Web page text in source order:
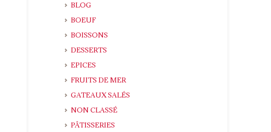
BLOG
BOEUF
BOISSONS
DESSERTS
EPICES
FRUITS DE MER
GATEAUX SALÉS
NON CLASSÉ
PÂTISSERIES